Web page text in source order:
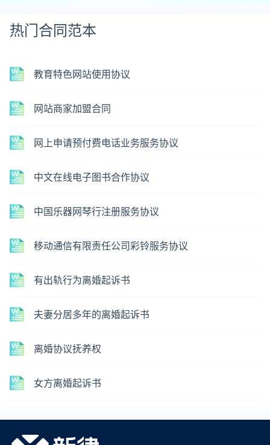
热门合同范本
教育特色网站使用协议
网站商家加盟合同
网上申请预付费电话业务服务协议
中文在线电子图书合作协议
中国乐器网琴行注册服务协议
移动通信有限责任公司彩铃服务协议
有出轨行为离婚起诉书
夫妻分居多年的离婚起诉书
离婚协议抚养权
女方离婚起诉书